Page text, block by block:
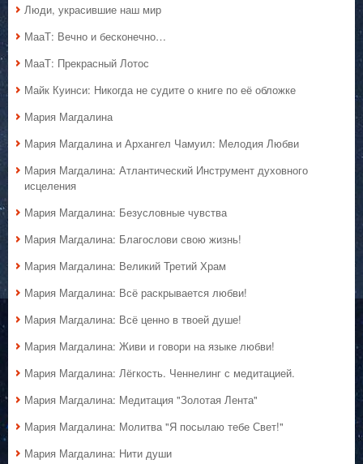
Люди, украсившие наш мир
МааТ: Вечно и бесконечно…
МааТ: Прекрасный Лотос
Майк Куинси: Никогда не судите о книге по её обложке
Мария Магдалина
Мария Магдалина и Архангел Чамуил: Мелодия Любви
Мария Магдалина: Атлантический Инструмент духовного
исцеления
Мария Магдалина: Безусловные чувства
Мария Магдалина: Благослови свою жизнь!
Мария Магдалина: Великий Третий Храм
Мария Магдалина: Всё раскрывается любви!
Мария Магдалина: Всё ценно в твоей душе!
Мария Магдалина: Живи и говори на языке любви!
Мария Магдалина: Лёгкость. Ченнелинг с медитацией.
Мария Магдалина: Медитация "Золотая Лента"
Мария Магдалина: Молитва "Я посылаю тебе Свет!"
Мария Магдалина: Нити души